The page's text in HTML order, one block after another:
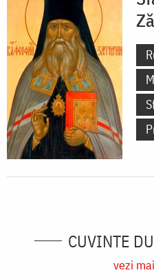
CUVINTE
vezi